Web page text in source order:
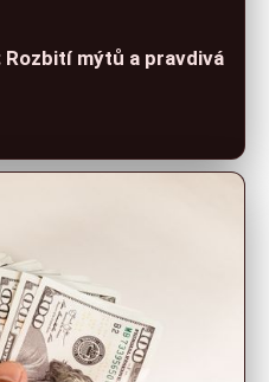
Rozbití mýtů a pravdivá